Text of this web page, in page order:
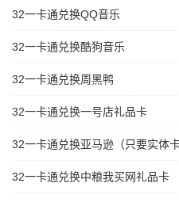
32一卡通兑换QQ音乐
32一卡通兑换酷狗音乐
32一卡通兑换周黑鸭
32一卡通兑换一号店礼品卡
32一卡通兑换亚马逊（只要实体卡
32一卡通兑换中粮我买网礼品卡